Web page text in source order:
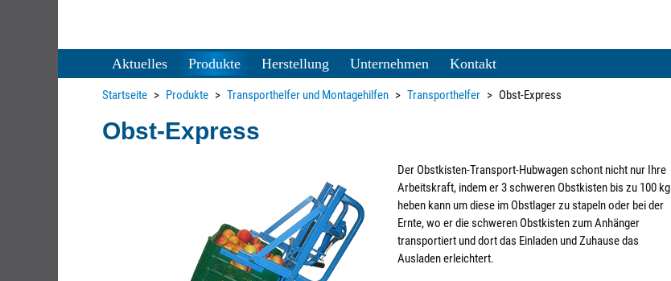
Aktuelles Produkte Herstellung Unternehmen Kontakt
Startseite Produkte Transporthelfer und Montagehilfen Transporthelfer Obst-Express
Obst-Express
Der Obstkisten-Transport-Hubwagen schont nicht nur Ihre
Arbeitskraft, indem er 3 schweren Obstkisten bis zu 100 kg
heben kann um diese im Obstlager zu stapeln oder bei der
Ernte, wo er die schweren Obstkisten zum Anhänger
transportiert und dort das Einladen und Zuhause das
Ausladen erleichtert.